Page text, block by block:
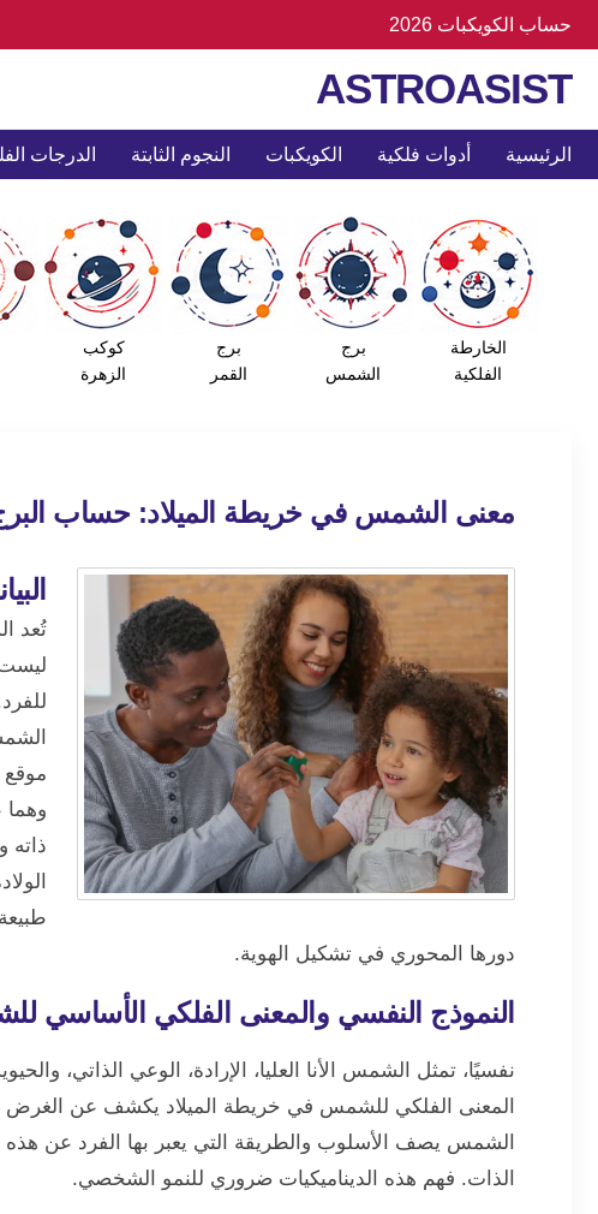
حساب الكويكبات 2026
ASTROASIST
الرئيسية أدوات فلكية الكويكبات النجوم الثابتة الدرجات
الخارطة
الفلكية
برج
الشمس
برج
القمر
كوكب
الزهرة
معنى الشمس في خريطة الميلاد: حساب
تُعد
دورها المحوري في تشكيل الهوية.
النموذج النفسي والمعنى الفلكي الأساسي
نفسيًا، تمثل الشمس الأنا العليا، الإرادة، الوعي الذاتي،
المعنى الفلكي للشمس في خريطة الميلاد يكشف عن الغرض
الشمس يصف الأسلوب والطريقة التي يعبر بها الفرد عن هذه
الذات. فهم هذه الديناميكيات ضروري للنمو الشخصي.